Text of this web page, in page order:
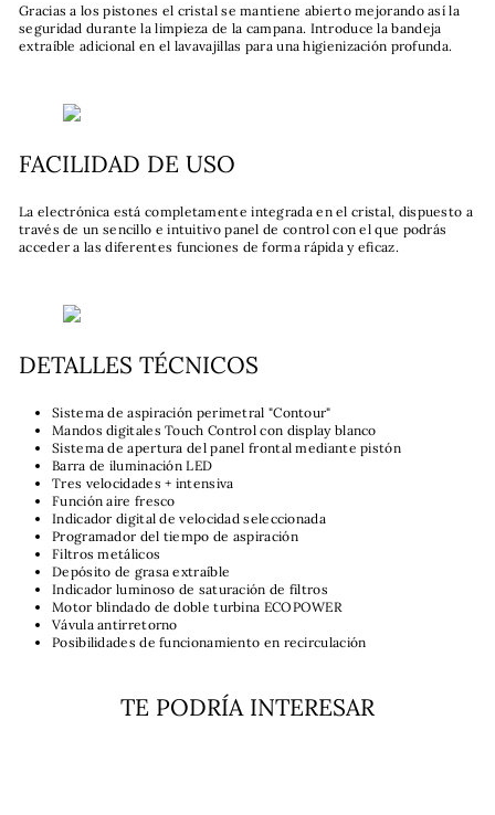
Gracias a los pistones el cristal se mantiene abierto mejorando así la
seguridad durante la limpieza de la campana. Introduce la bandeja
extraíble adicional en el lavavajillas para una higienización profunda.
FACILIDAD DE USO
La electrónica está completamente integrada en el cristal, dispuesto a
través de un sencillo e intuitivo panel de control con el que podrás
acceder a las diferentes funciones de forma rápida y eficaz.
DETALLES TÉCNICOS
Sistema de aspiración perimetral "Contour"
Mandos digitales Touch Control con display blanco
Sistema de apertura del panel frontal mediante pistón
Barra de iluminación LED
Tres velocidades + intensiva
Función aire fresco
Indicador digital de velocidad seleccionada
Programador del tiempo de aspiración
Filtros metálicos
Depósito de grasa extraíble
Indicador luminoso de saturación de filtros
Motor blindado de doble turbina ECOPOWER
Vávula antirretorno
Posibilidades de funcionamiento en recirculación
TE PODRÍA INTERESAR